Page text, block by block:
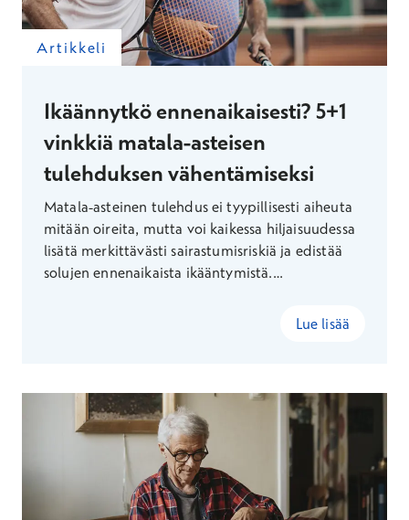
Artikkeli
Ikäännytkö ennenaikaisesti? 5+1
vinkkiä matala-asteisen
tulehduksen vähentämiseksi
Matala-asteinen tulehdus ei tyypillisesti aiheuta
mitään oireita, mutta voi kaikessa hiljaisuudessa
lisätä merkittävästi sairastumisriskiä ja edistää
solujen ennenaikaista ikääntymistä.
Lue lisää